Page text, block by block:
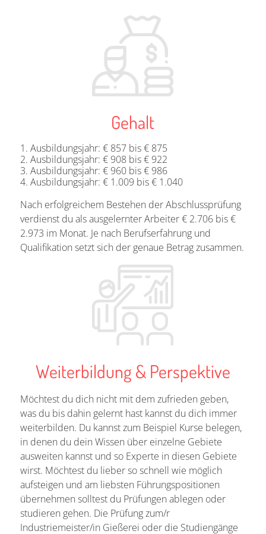
Gehalt
Ausbildungsjahr: € 857 bis € 875
Ausbildungsjahr: € 908 bis € 922
Ausbildungsjahr: € 960 bis € 986
Ausbildungsjahr: € 1.009 bis € 1.040
Nach erfolgreichem Bestehen der Abschlussprüfung
verdienst du als ausgelernter Arbeiter € 2.706 bis €
2.973 im Monat. Je nach Berufserfahrung und
Qualifikation setzt sich der genaue Betrag zusammen.
Weiterbildung & Perspektive
Möchtest du dich nicht mit dem zufrieden geben,
was du bis dahin gelernt hast kannst du dich immer
weiterbilden. Du kannst zum Beispiel Kurse belegen,
in denen du dein Wissen über einzelne Gebiete
ausweiten kannst und so Experte in diesen Gebiete
wirst. Möchtest du lieber so schnell wie möglich
aufsteigen und am liebsten Führungspositionen
übernehmen solltest du Prüfungen ablegen oder
studieren gehen. Die Prüfung zum/r
Industriemeister/in Gießerei oder die Studiengänge